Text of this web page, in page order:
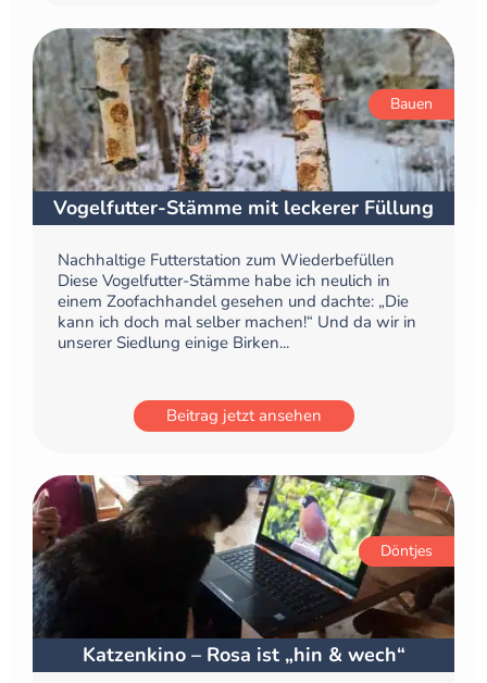
Bauen
Vogelfutter-Stämme mit leckerer Füllung
Nachhaltige Futterstation zum Wiederbefüllen
Diese Vogelfutter-Stämme habe ich neulich in
einem Zoofachhandel gesehen und dachte: „Die
kann ich doch mal selber machen!“ Und da wir in
unserer Siedlung einige Birken...
Beitrag jetzt ansehen
Döntjes
Katzenkino – Rosa ist „hin & wech“